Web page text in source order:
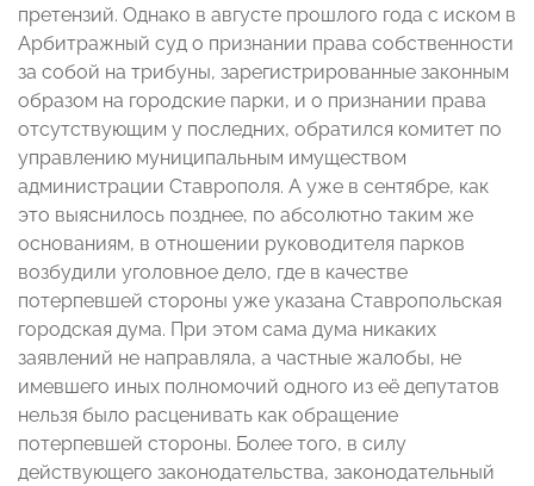
претензий. Однако в августе прошлого года с иском в
Арбитражный суд о признании права собственности
за собой на трибуны, зарегистрированные законным
образом на городские парки, и о признании права
отсутствующим у последних, обратился комитет по
управлению муниципальным имуществом
администрации Ставрополя. А уже в сентябре, как
это выяснилось позднее, по абсолютно таким же
основаниям, в отношении руководителя парков
возбудили уголовное дело, где в качестве
потерпевшей стороны уже указана Ставропольская
городская дума. При этом сама дума никаких
заявлений не направляла, а частные жалобы, не
имевшего иных полномочий одного из её депутатов
нельзя было расценивать как обращение
потерпевшей стороны. Более того, в силу
действующего законодательства, законодательный